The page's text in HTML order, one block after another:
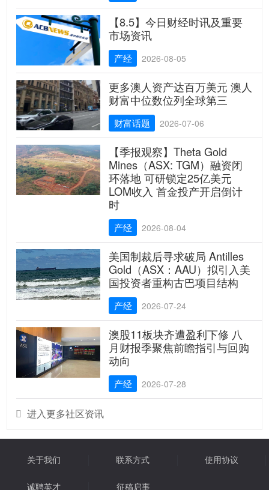
【8.5】今日财经时讯及重要
市场资讯
产经 2026-08-05
更多澳人资产达百万美元 澳人
财富中位数位列全球第三
财富话题 2026-07-06
【季报观察】Theta Gold
Mines（ASX: TGM）融资闭
环落地 可研锁定25亿美元
LOM收入 首金投产开启倒计
时
产经 2026-08-04
美国制裁后寻求破局 Antilles
Gold（ASX：AAU）拟引入美
国投资者重构古巴项目结构
产经 2026-07-24
澳股11板块齐遭盈利下修 八
月财报季聚焦前瞻指引与回购
动向
产经 2026-07-28
 进入更多社区资讯
关于我们 联系方式 使用协议
诚聘英才 征稿启事